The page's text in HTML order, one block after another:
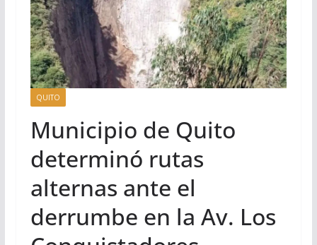
QUITO
Municipio de Quito
determinó rutas
alternas ante el
derrumbe en la Av. Los